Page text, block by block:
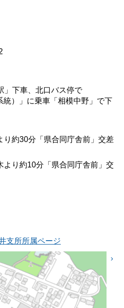
」下車、北口バス停で
統）」に乗車「相模中野」で下
り約30分「県合同庁舎前」交差
より約10分「県合同庁舎前」交
支所所属ページ